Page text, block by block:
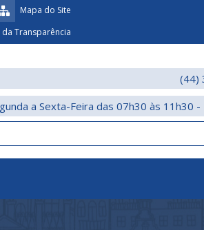
Mapa do Site
da Transparência
(44)
a Sexta-Feira das 07h30 às 11h30 -